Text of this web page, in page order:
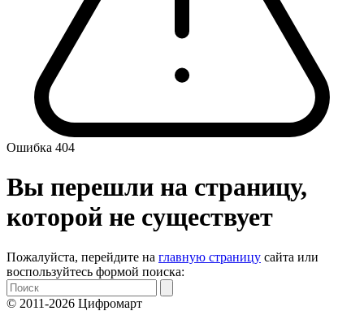
Ошибка 404
Вы перешли на страницу,
которой не существует
Пожалуйста, перейдите на главную страницу сайта или
воспользуйтесь формой поиска:
© 2011-2026 Цифромарт